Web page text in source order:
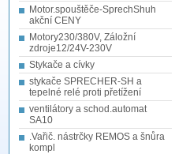
Motor.spouštěče-SprechShuh
akční CENY
Motory230/380V, Záložní
zdroje12/24V-230V
Stykače a cívky
stykače SPRECHER-SH a
tepelné relé proti přetížení
ventilátory a schod.automat
SA10
.Vařič. nástrčky REMOS a šnůra
kompl